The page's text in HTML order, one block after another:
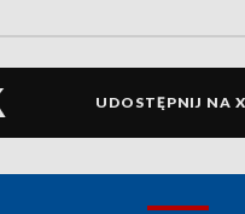
UDOSTĘPNIJ NA X